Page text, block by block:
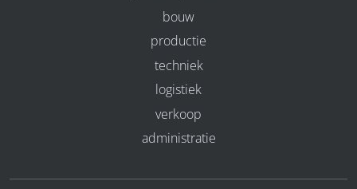
bouw
productie
techniek
logistiek
verkoop
administratie